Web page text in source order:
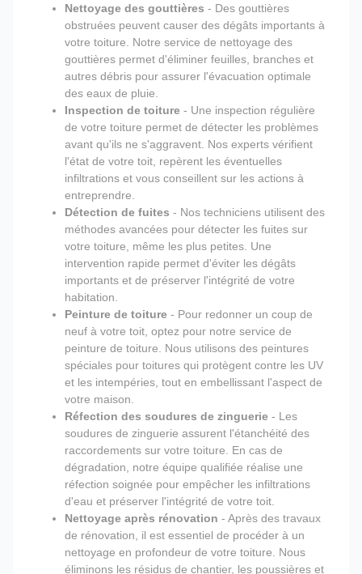
Nettoyage des gouttières - Des gouttières
obstruées peuvent causer des dégâts importants à
votre toiture. Notre service de nettoyage des
gouttières permet d'éliminer feuilles, branches et
autres débris pour assurer l'évacuation optimale
des eaux de pluie.
Inspection de toiture - Une inspection régulière
de votre toiture permet de détecter les problèmes
avant qu'ils ne s'aggravent. Nos experts vérifient
l'état de votre toit, repèrent les éventuelles
infiltrations et vous conseillent sur les actions à
entreprendre.
Détection de fuites - Nos techniciens utilisent des
méthodes avancées pour détecter les fuites sur
votre toiture, même les plus petites. Une
intervention rapide permet d'éviter les dégâts
importants et de préserver l'intégrité de votre
habitation.
Peinture de toiture - Pour redonner un coup de
neuf à votre toit, optez pour notre service de
peinture de toiture. Nous utilisons des peintures
spéciales pour toitures qui protègent contre les UV
et les intempéries, tout en embellissant l'aspect de
votre maison.
Réfection des soudures de zinguerie - Les
soudures de zinguerie assurent l'étanchéité des
raccordements sur votre toiture. En cas de
dégradation, notre équipe qualifiée réalise une
réfection soignée pour empêcher les infiltrations
d'eau et préserver l'intégrité de votre toit.
Nettoyage après rénovation - Après des travaux
de rénovation, il est essentiel de procéder à un
nettoyage en profondeur de votre toiture. Nous
éliminons les résidus de chantier, les poussières et